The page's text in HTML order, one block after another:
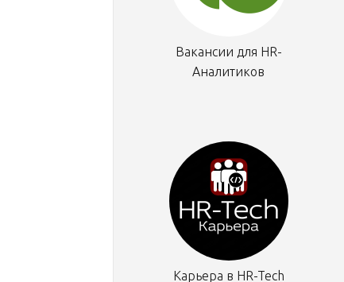
Вакансии для HR-
Аналитиков
Карьера в HR-Tech